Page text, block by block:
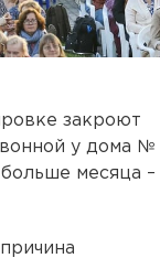
закроют
у дома №
месяца –